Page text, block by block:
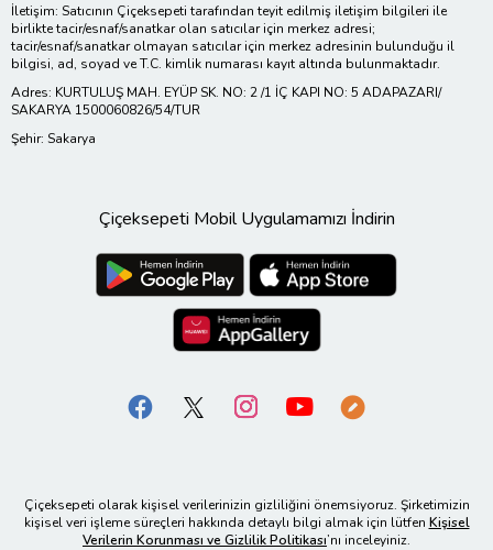
İletişim: Satıcının Çiçeksepeti tarafından teyit edilmiş iletişim bilgileri ile
birlikte tacir/esnaf/sanatkar olan satıcılar için merkez adresi;
tacir/esnaf/sanatkar olmayan satıcılar için merkez adresinin bulunduğu il
bilgisi, ad, soyad ve T.C. kimlik numarası kayıt altında bulunmaktadır.
Adres: KURTULUŞ MAH. EYÜP SK. NO: 2 /1 İÇ KAPI NO: 5 ADAPAZARI/
SAKARYA 1500060826/54/TUR
Şehir: Sakarya
Çiçeksepeti Mobil Uygulamamızı İndirin
Çiçeksepeti olarak kişisel verilerinizin gizliliğini önemsiyoruz. Şirketimizin
kişisel veri işleme süreçleri hakkında detaylı bilgi almak için lütfen Kişisel
Verilerin Korunması ve Gizlilik Politikası’nı inceleyiniz.